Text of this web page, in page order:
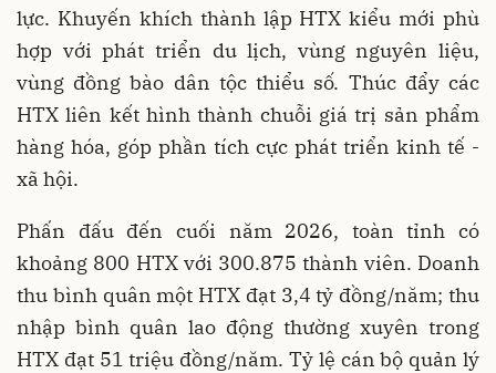
lực. Khuyến khích thành lập HTX kiểu mới phù
hợp với phát triển du lịch, vùng nguyên liệu,
vùng đồng bào dân tộc thiểu số. Thúc đẩy các
HTX liên kết hình thành chuỗi giá trị sản phẩm
hàng hóa, góp phần tích cực phát triển kinh tế -
xã hội.
Phấn đấu đến cuối năm 2026, toàn tỉnh có
khoảng 800 HTX với 300.875 thành viên. Doanh
thu bình quân một HTX đạt 3,4 tỷ đồng/năm; thu
nhập bình quân lao động thường xuyên trong
HTX đạt 51 triệu đồng/năm. Tỷ lệ cán bộ quản lý